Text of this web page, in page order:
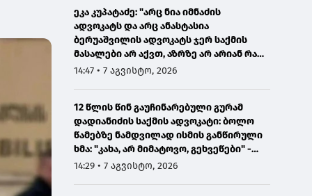
ეკა კუპატაძე: "არც ნია იმნაძის
ადვოკატს და არც ანასტასია
ბერუაშვილის ადვოკატს ჯერ საქმის
მასალები არ აქვთ, აზრზე არ არიან რა
წერია მასალებში"
14:47 • 7 აგვისტო, 2026
12 წლის წინ გაუჩინარებული გურამ
დადიანიძის საქმის ადვოკატი: ბოლო
წამებზე ნამდვილად ისმის განწირული
ხმა: "კახა, არ მიმატოვო, გეხვეწები" -
ვიდეოს დადებას ვაპირებდით
14:29 • 7 აგვისტო, 2026